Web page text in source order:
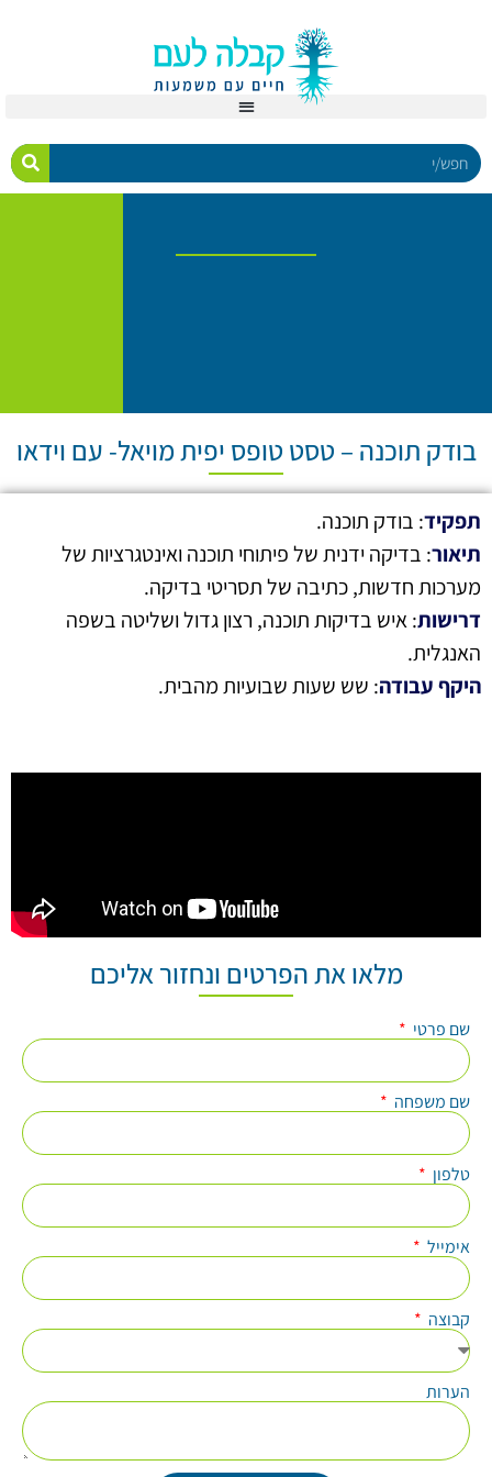
בודק תוכנה – טסט טופס יפית מויאל- עם וידאו
תפקיד: בודק תוכנה.
תיאור: בדיקה ידנית של פיתוחי תוכנה ואינטגרציות של
מערכות חדשות, כתיבה של תסריטי בדיקה.
דרישות: איש בדיקות תוכנה, רצון גדול ושליטה בשפה
האנגלית.
היקף עבודה: שש שעות שבועיות מהבית.
מלאו את הפרטים ונחזור אליכם
שם פרטי
שם משפחה
טלפון
אימייל
קבוצה
הערות